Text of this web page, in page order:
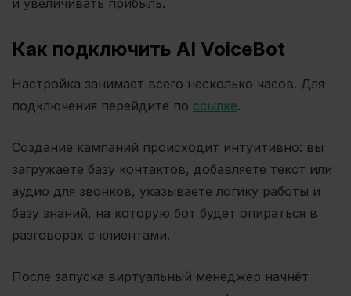
Как подключить AI VoiceBot
Настройка занимает всего несколько часов. Для
подключения перейдите по ссылке.
Создание кампаний происходит интуитивно: вы
загружаете базу контактов, добавляете текст или
аудио для звонков, указываете логику работы и
базу знаний, на которую бот будет опираться в
разговорах с клиентами.
После запуска виртуальный менеджер начнёт